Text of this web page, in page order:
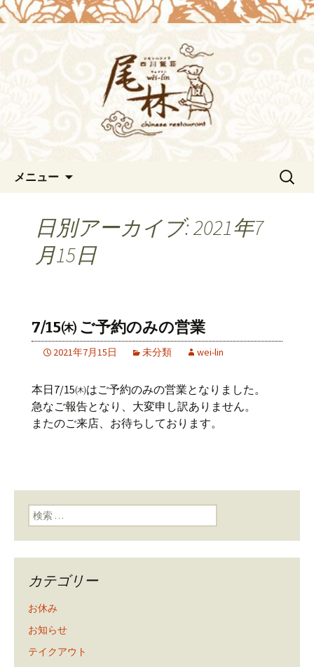
浜松の中華料理[尾林～Wei-
lin（ウェイリン）]からのお知
浜松の中華料理[尾林～Wei-lin（ウェイ
リン）]のブログ。デートや接待にも。
北京ダックも味わえます。
メニュー
検
日別アーカイブ: 2021年7
月15日
7/15㈭ ご予約のみの営業
2021年7月15日 未分類 wei-lin
本日7/15㈭はご予約のみの営業となりました。
急なご報告となり、大変申し訳ありません。
またのご来店、お待ちしております。
検索:
カテゴリー
お休み
お知らせ
テイクアウト